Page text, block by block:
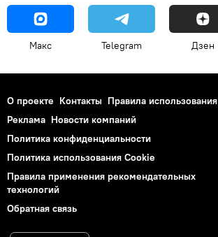
Макс Telegram Дзен
О проекте Контакты Правила использования
Реклама Новости компаний
Политика конфиденциальности
Политика использования Cookie
Правила применения рекомендательных
технологий
Обратная связь